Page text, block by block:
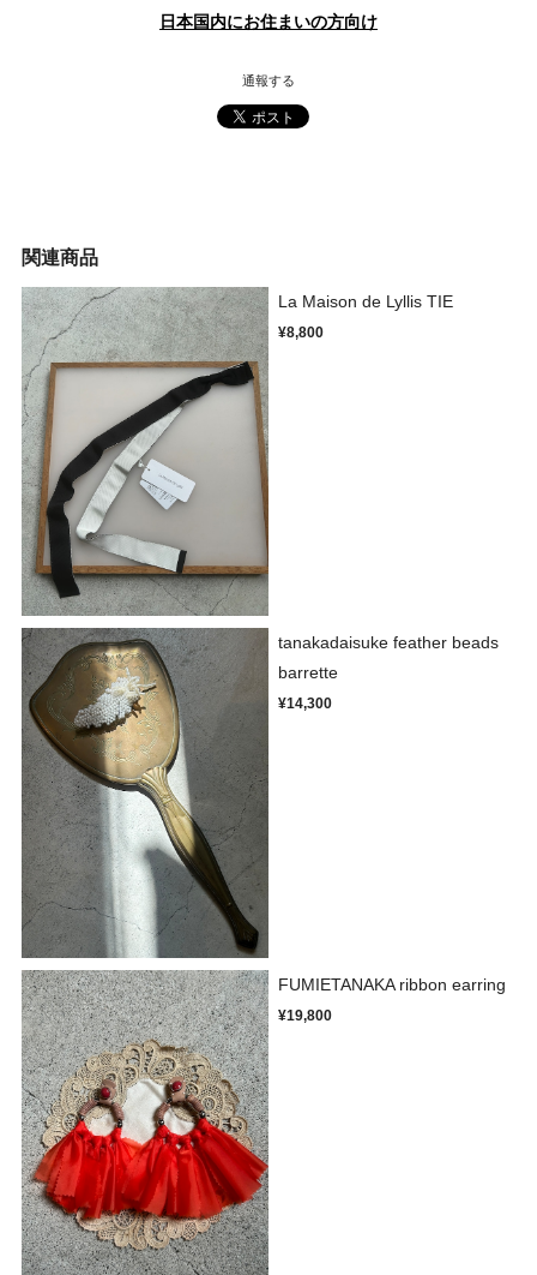
日本国内にお住まいの方向け
通報する
関連商品
La Maison de Lyllis TIE
¥8,800
tanakadaisuke feather beads
barrette
¥14,300
FUMIETANAKA ribbon earring
¥19,800